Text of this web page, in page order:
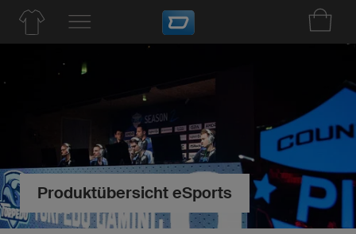
Produktübersicht eSports